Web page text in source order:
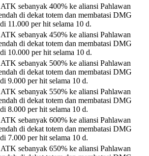
sebanyak 400% ke aliansi Pahlawan
di dekat totem dan membatasi DMG
11.000 per hit selama 10 d.
sebanyak 450% ke aliansi Pahlawan
di dekat totem dan membatasi DMG
10.000 per hit selama 10 d.
sebanyak 500% ke aliansi Pahlawan
di dekat totem dan membatasi DMG
9.000 per hit selama 10 d.
sebanyak 550% ke aliansi Pahlawan
di dekat totem dan membatasi DMG
8.000 per hit selama 10 d.
sebanyak 600% ke aliansi Pahlawan
di dekat totem dan membatasi DMG
7.000 per hit selama 10 d.
sebanyak 650% ke aliansi Pahlawan